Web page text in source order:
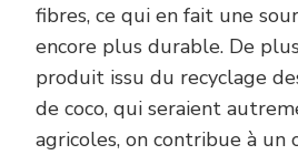
fibres, ce qui en fait une
encore plus durable. De
produit issu du recyclage
de coco, qui seraient
agricoles, on contribue à un